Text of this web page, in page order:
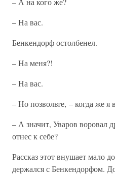
– На вас.
Бенкендорф остолбенел.
– На меня?!
– На вас.
– Но позвольте, – когда же я
– А значит, Уваров воровал
отнес к себе?
Рассказ этот внушает мало
держался с Бенкендорфом.